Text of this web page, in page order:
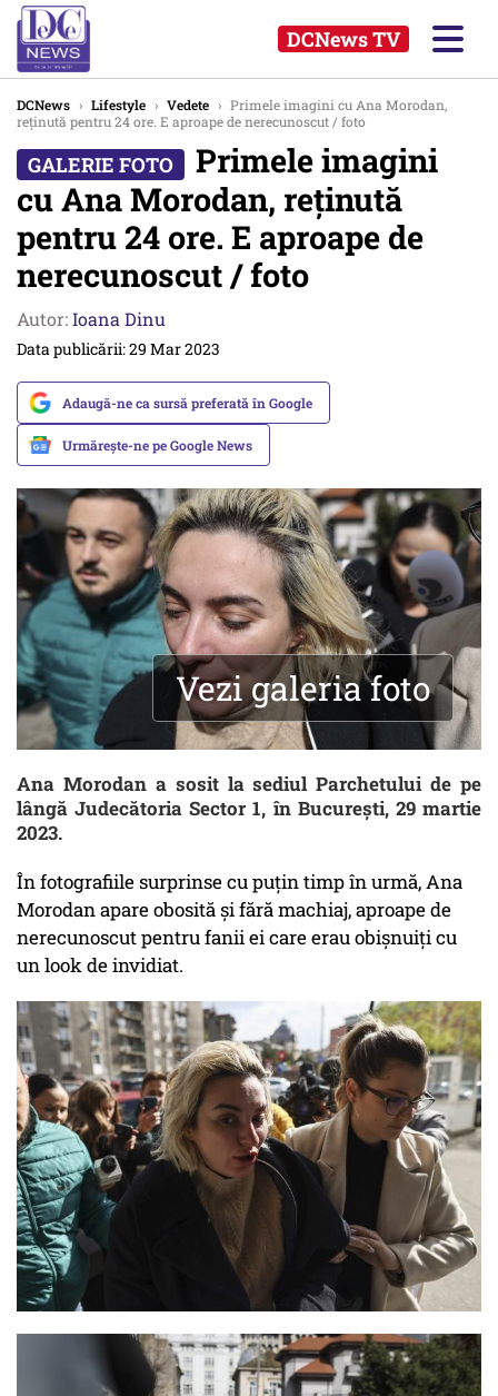
DCNews TV
DCNews › Lifestyle › Vedete › Primele imagini cu Ana Morodan,
reținută pentru 24 ore. E aproape de nerecunoscut / foto
Primele imagini
cu Ana Morodan, reținută
pentru 24 ore. E aproape de
nerecunoscut / foto
Autor:Ioana Dinu
Data publicării: 29 Mar 2023
Adaugă-ne ca sursă preferată în Google
Urmărește-ne pe Google News
Vezi galeria foto
Ana Morodan a sosit la sediul Parchetului de pe
lângă Judecătoria Sector 1, în București, 29 martie
2023.
În fotografiile surprinse cu puțin timp în urmă, Ana
Morodan apare obosită și fără machiaj, aproape de
nerecunoscut pentru fanii ei care erau obișnuiți cu
un look de invidiat.